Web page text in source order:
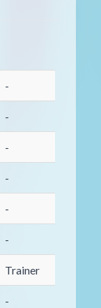
-
-
-
-
-
-
Trainer
-